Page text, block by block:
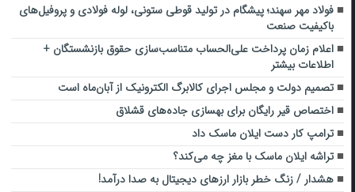
فولاد مهر سهند؛ پیشگام در تولید قوطی ستونی، لوله فولادی و پروفیل‌های
باکیفیت صنعت
اعلام زمان پرداخت علی‌الحساب متناسب‌سازی حقوق بازنشستگان +
اطلاعات بیشتر
تصمیم دولت و مجلس اجرای کالابرگ الکترونیک از آبان‌ماه است
اختصاص قیر رایگان برای بهسازی جاده‌های قشلاق
ترامپ کار دست ایلان ماسک داد
تراشه‌ ایلان ماسک با مغز چه می‌کند؟
هشدار / زنگ خطر بازار ارزهای دیجیتال به صدا درآمد!